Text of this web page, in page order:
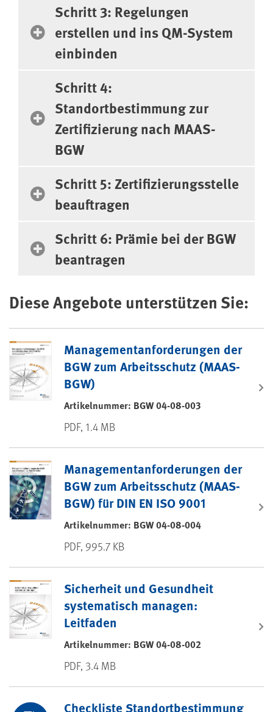
Schritt 3: Regelungen
erstellen und ins QM-System
einbinden
Schritt 4:
Standortbestimmung zur
Zertifizierung nach MAAS-
BGW
Schritt 5: Zertifizierungsstelle
beauftragen
Schritt 6: Prämie bei der BGW
beantragen
Diese Angebote unterstützen Sie:
Managementanforderungen der
BGW zum Arbeitsschutz (MAAS-
BGW)
Artikelnummer: BGW 04-08-003
PDF, 1.4 MB
Managementanforderungen der
BGW zum Arbeitsschutz (MAAS-
BGW) für DIN EN ISO 9001
Artikelnummer: BGW 04-08-004
PDF, 995.7 KB
Sicherheit und Gesundheit
systematisch managen:
Leitfaden
Artikelnummer: BGW 04-08-002
PDF, 3.4 MB
Checkliste Standortbestimmung